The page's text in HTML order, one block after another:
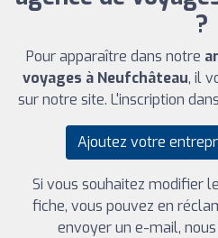
?
Pour apparaître dans notre
voyages à Neufchâteau, il
sur notre site. L'inscription
Ajoutez votre
Si vous souhaitez modifier
fiche, vous pouvez en
envoyer un e-mail,